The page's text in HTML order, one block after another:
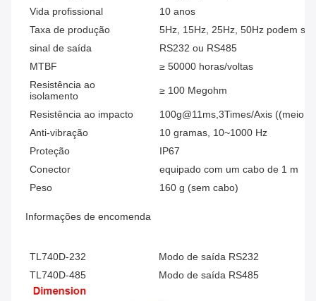
Vida profissional
10 anos
Taxa de produção
5Hz, 15Hz, 25Hz, 50Hz podem
sinal de saída
RS232 ou RS485
MTBF
≥ 50000 horas/voltas
Resistência ao
isolamento
≥ 100 Megohm
Resistência ao impacto
100g@11ms,3Times/Axis ((meio
Anti-vibração
10 gramas, 10~1000 Hz
Proteção
IP67
Conector
equipado com um cabo de 1 m
Peso
160 g (sem cabo)
Informações de encomenda
TL740D-232
Modo de saída RS232
TL740D-485
Modo de saída RS485